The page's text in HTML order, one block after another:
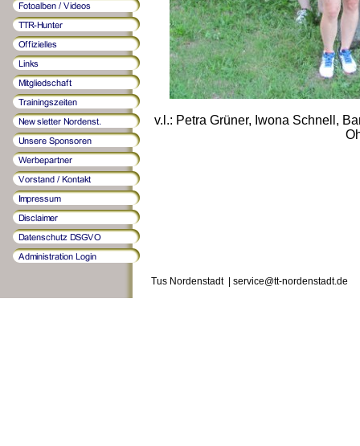
v.l.: Petra Grüner, Iwona Schnell,
Tus Nordenstadt | service@tt-nordenstadt.de